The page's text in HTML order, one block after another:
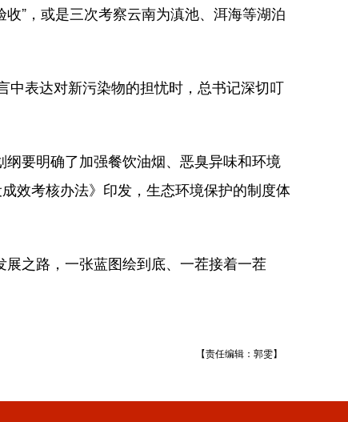
”，或是三次考察云南为滇池、洱海等湖泊
表达对新污染物的担忧时，总书记深切叮
要明确了加强餐饮油烟、恶臭异味和环境
效考核办法》印发，生态环境保护的制度体
之路，一张蓝图绘到底、一茬接着一茬
【责任编辑：郭雯】